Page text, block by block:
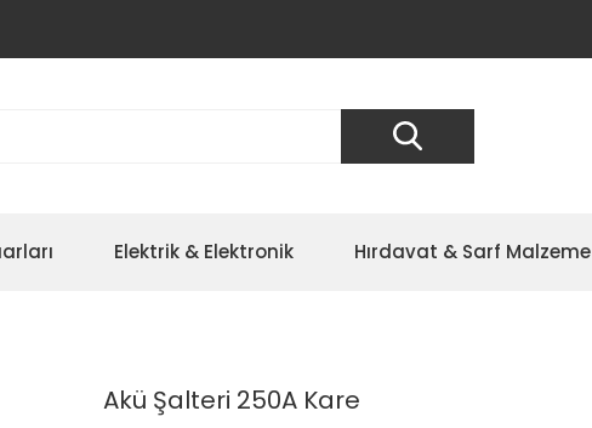
Elektrik & Elektronik Hırdavat & Sarf Malzeme
Akü Şalteri 250A Kare